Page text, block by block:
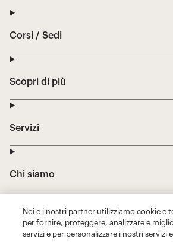
Noi e i nostri partner utilizziamo cookie e
per fornire, proteggere, analizzare e
servizi e per personalizzare i nostri servizi